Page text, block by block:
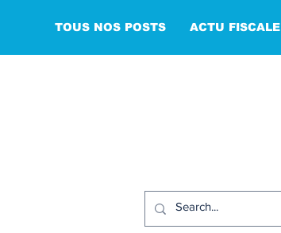
TOUS NOS POSTS ACTU FISCALE